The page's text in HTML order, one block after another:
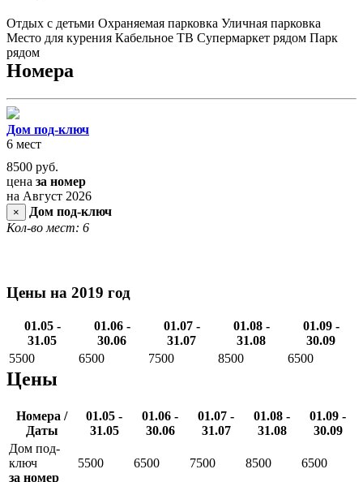
Отдых с детьми Охраняемая парковка Уличная парковка
Место для курения Кабельное ТВ Супермаркет рядом Парк
рядом
Номера
Дом под-ключ
6 мест
8500 руб.
цена за номер
на Август 2026
×
Дом под-ключ
Кол-во мест: 6
Цены на 2019 год
01.05 -
31.05
01.06 -
30.06
01.07 -
31.07
01.08 -
31.08
01.09 -
30.09
5500
6500 7500 8500 6500
Цены
Номера /
Даты
01.05 -
31.05
01.06 -
30.06
01.07 -
31.07
01.08 -
31.08
01.09 -
30.09
Дом под-
ключ
за номер
5500 6500 7500 8500 6500